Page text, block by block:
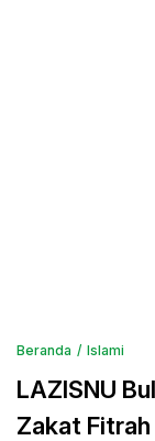
Beranda Islami
LAZISNU
Zakat Fitrah